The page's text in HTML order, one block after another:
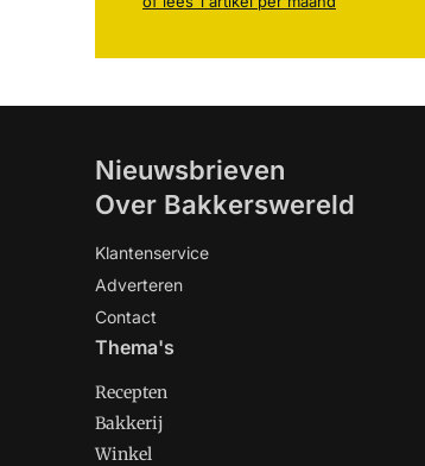
Nieuwsbrieven
Over Bakkerswereld
Klantenservice
Adverteren
Contact
Thema's
Recepten
Bakkerij
Winkel